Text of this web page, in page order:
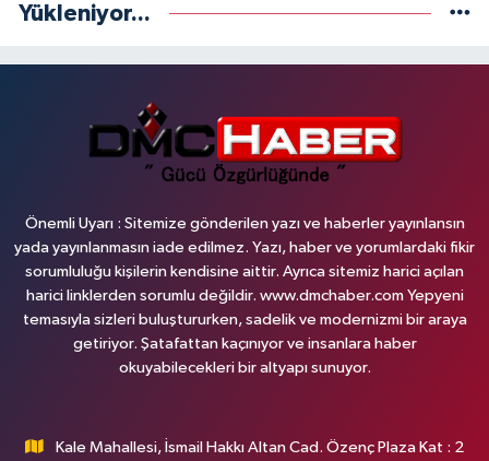
Yükleniyor...
Önemli Uyarı : Sitemize gönderilen yazı ve haberler yayınlansın
yada yayınlanmasın iade edilmez. Yazı, haber ve yorumlardaki fikir
sorumluluğu kişilerin kendisine aittir. Ayrıca sitemiz harici açılan
harici linklerden sorumlu değildir. www.dmchaber.com Yepyeni
temasıyla sizleri buluştururken, sadelik ve modernizmi bir araya
getiriyor. Şatafattan kaçınıyor ve insanlara haber
okuyabilecekleri bir altyapı sunuyor.
Kale Mahallesi, İsmail Hakkı Altan Cad. Özenç Plaza Kat : 2